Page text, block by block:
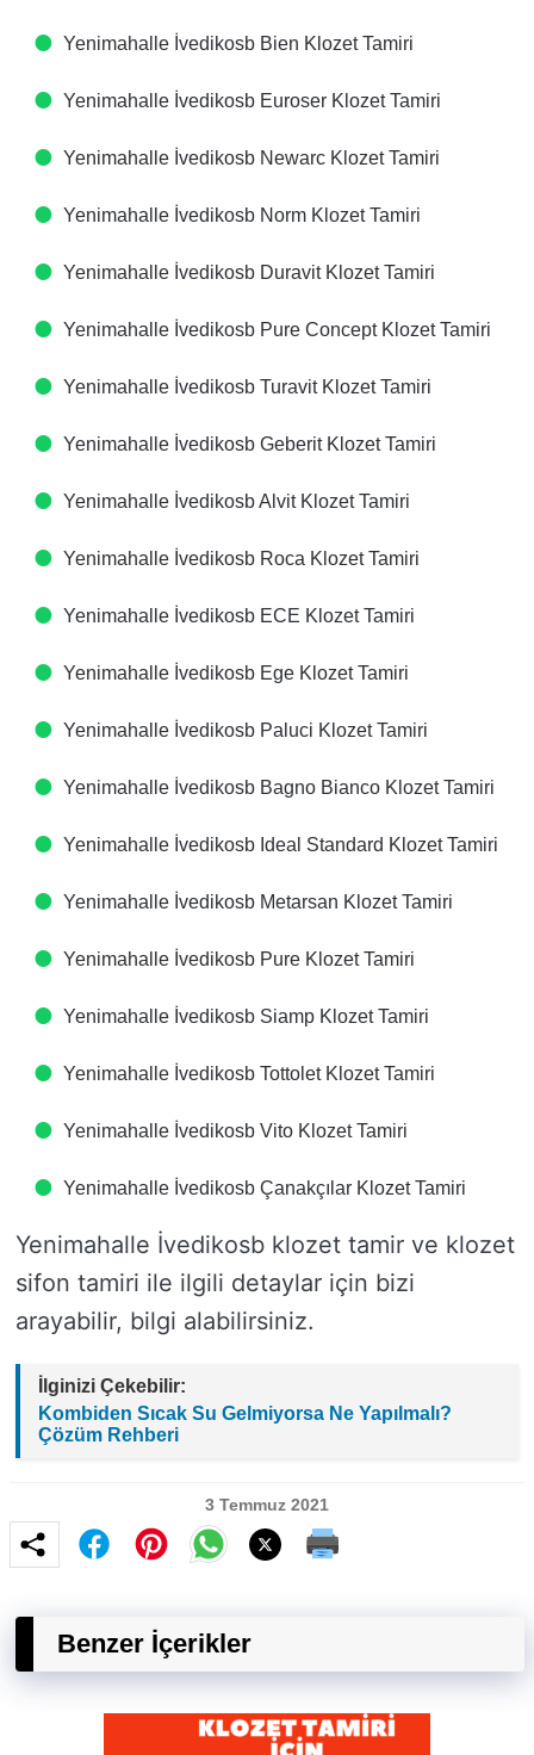
Yenimahalle İvedikosb Bien Klozet Tamiri
Yenimahalle İvedikosb Euroser Klozet Tamiri
Yenimahalle İvedikosb Newarc Klozet Tamiri
Yenimahalle İvedikosb Norm Klozet Tamiri
Yenimahalle İvedikosb Duravit Klozet Tamiri
Yenimahalle İvedikosb Pure Concept Klozet Tamiri
Yenimahalle İvedikosb Turavit Klozet Tamiri
Yenimahalle İvedikosb Geberit Klozet Tamiri
Yenimahalle İvedikosb Alvit Klozet Tamiri
Yenimahalle İvedikosb Roca Klozet Tamiri
Yenimahalle İvedikosb ECE Klozet Tamiri
Yenimahalle İvedikosb Ege Klozet Tamiri
Yenimahalle İvedikosb Paluci Klozet Tamiri
Yenimahalle İvedikosb Bagno Bianco Klozet Tamiri
Yenimahalle İvedikosb Ideal Standard Klozet Tamiri
Yenimahalle İvedikosb Metarsan Klozet Tamiri
Yenimahalle İvedikosb Pure Klozet Tamiri
Yenimahalle İvedikosb Siamp Klozet Tamiri
Yenimahalle İvedikosb Tottolet Klozet Tamiri
Yenimahalle İvedikosb Vito Klozet Tamiri
Yenimahalle İvedikosb Çanakçılar Klozet Tamiri
Yenimahalle İvedikosb klozet tamir ve klozet
sifon tamiri ile ilgili detaylar için bizi
arayabilir, bilgi alabilirsiniz.
İlginizi Çekebilir:
Kombiden Sıcak Su Gelmiyorsa Ne Yapılmalı?
Çözüm Rehberi
3 Temmuz 2021
Benzer İçerikler